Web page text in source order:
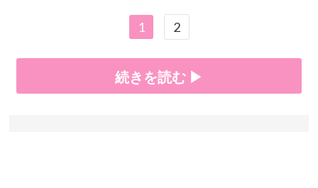
1 2
続きを読む ▶